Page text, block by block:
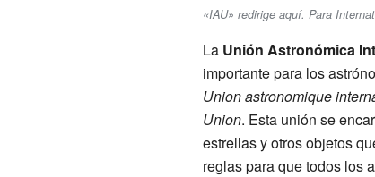
«IAU» redirige aquí. Para
La Unión Astronómica
importante para los
Union astronomique
Union. Esta unión se
estrellas y otros objetos
reglas para que todos los